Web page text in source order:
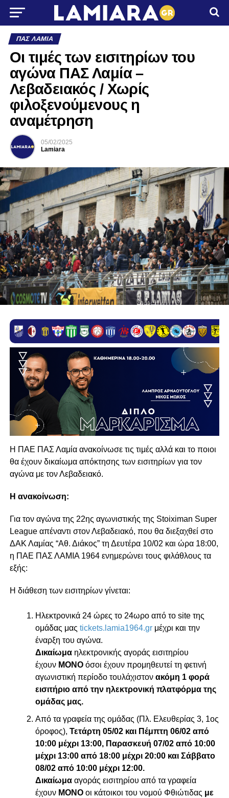
ΠΑΣ ΛΑΜΊΑ
Οι τιμές των εισιτηρίων του
αγώνα ΠΑΣ Λαμία –
Λεβαδειακός / Χωρίς
φιλοξενούμενους η
αναμέτρηση
05/02/2025
Lamiara
Η ΠΑΕ ΠΑΣ Λαμία ανακοίνωσε τις τιμές αλλά και το ποιοι
θα έχουν δικαίωμα απόκτησης των εισιτηρίων για τον
αγώνα με τον Λεβαδειακό.
Η ανακοίνωση:
Για τον αγώνα της 22ης αγωνιστικής της Stoiximan Super
League απέναντι στον Λεβαδειακό, που θα διεξαχθεί στο
ΔΑΚ Λαμίας “Αθ. Διάκος” τη Δευτέρα 10/02 και ώρα 18:00,
η ΠΑΕ ΠΑΣ ΛΑΜΙΑ 1964 ενημερώνει τους φιλάθλους τα
εξής:
Η διάθεση των εισιτηρίων γίνεται:
Ηλεκτρονικά 24 ώρες το 24ωρο από το site της
ομάδας μας tickets.lamia1964.grμέχρι και την
έναρξη του αγώνα.
Δικαίωμαηλεκτρονικής αγοράς εισιτηρίου
έχουν ΜΟΝΟόσοι έχουν προμηθευτεί τη φετινή
αγωνιστική περίοδο τουλάχιστον ακόμη 1 φορά
εισιτήριο από την ηλεκτρονική πλατφόρμα της
ομάδας μας.
Από τα γραφεία της ομάδας (Πλ. Ελευθερίας 3, 1ος
όροφος), Τετάρτη 05/02 και Πέμπτη 06/02 από
10:00 μέχρι 13:00, Παρασκευή 07/02 από 10:00
μέχρι 13:00 από 18:00 μέχρι 20:00 και Σάββατο
08/02 από 10:00 μέχρι 12:00.
Δικαίωμααγοράς εισιτηρίου από τα γραφεία
έχουν ΜΟΝΟοι κάτοικοι του νομού Φθιώτιδας με